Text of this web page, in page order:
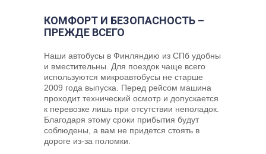
КОМФОРТ И БЕЗОПАСНОСТЬ –
ПРЕЖДЕ ВСЕГО
Наши автобусы в Финляндию из СПб удобны
и вместительны. Для поездок чаще всего
используются микроавтобусы не старше
2009 года выпуска. Перед рейсом машина
проходит технический осмотр и допускается
к перевозке лишь при отсутствии неполадок.
Благодаря этому сроки прибытия будут
соблюдены, а вам не придется стоять в
дороге из-за поломки.